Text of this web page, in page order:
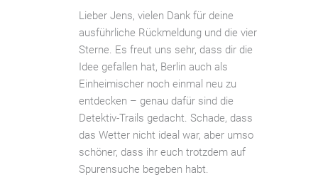
Lieber Jens, vielen Dank für deine
ausführliche Rückmeldung und die vier
Sterne. Es freut uns sehr, dass dir die
Idee gefallen hat, Berlin auch als
Einheimischer noch einmal neu zu
entdecken – genau dafür sind die
Detektiv-Trails gedacht. Schade, dass
das Wetter nicht ideal war, aber umso
schöner, dass ihr euch trotzdem auf
Spurensuche begeben habt.